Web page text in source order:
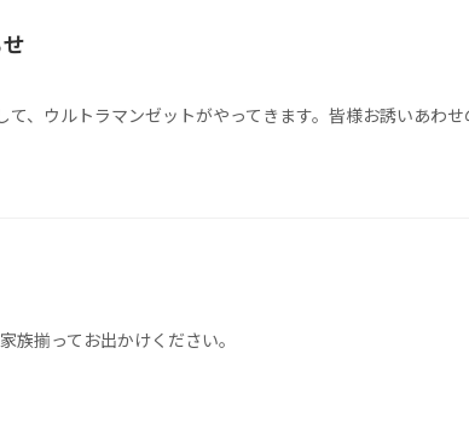
、ウルトラマンゼットがやってきます。皆様お誘いあわせ
族揃ってお出かけください。